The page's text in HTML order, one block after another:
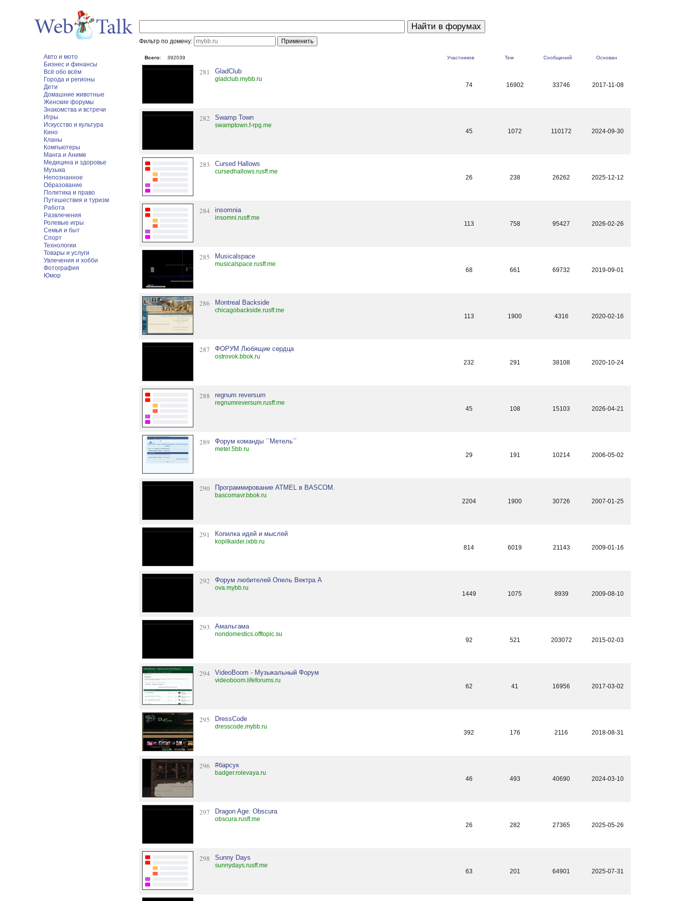
Фильтр по домену:
Авто и мото
Бизнес и финансы
Всё обо всём
Города и регионы
Дети
Домашние животные
Женские форумы
Знакомства и встречи
Игры
Искусство и культура
Кино
Кланы
Компьютеры
Манга и Аниме
Медицина и здоровье
Музыка
Непознанное
Образование
Политика и право
Путешествия и туризм
Работа
Развлечения
Ролевые игры
Семья и быт
Спорт
Технологии
Товары и услуги
Увлечения и хобби
Фотография
Юмор
Всего: 392039 Участников Тем Сообщений Основан
281 GladClub
gladclub.mybb.ru
74
16902 33746 2017-11-08
282 Swamp Town
swamptown.f-rpg.me
45
1072 110172 2024-09-30
283 Cursed Hallows
cursedhallows.rusff.me
26
238 26262 2025-12-12
284 insomnia
insomni.rusff.me
113
758 95427 2026-02-26
285 Musicalspace
musicalspace.rusff.me
68
661 69732 2019-09-01
286 Montreal Backside
chicagobackside.rusff.me
113
1900 4316 2020-02-16
287 ФОРУМ Любящие сердца
ostrovok.bbok.ru
232
291 38108 2020-10-24
288 regnum reversum
regnumreversum.rusff.me
45
108 15103 2026-04-21
289 Форум команды ``Метель´´
metel.5bb.ru
29
191 10214 2006-05-02
290 Программирование ATMEL в BASCOM.
bascomavr.bbok.ru
2204
1900 30726 2007-01-25
291 Копилка идей и мыслей
kopilkaidei.ixbb.ru
814
6019 21143 2009-01-16
292 Форум любителей Опель Вектра А
ova.mybb.ru
1449
1075 8939 2009-08-10
293 Амальгама
nondomestics.offtopic.su
92
521 203072 2015-02-03
294 VideoBoom - Музыкальный Форум
videoboom.lifeforums.ru
62
41 16956 2017-03-02
295 DressCode
dresscode.mybb.ru
392
176 2116 2018-08-31
296 #барсук
badger.rolevaya.ru
46
493 40690 2024-03-10
297 Dragon Age: Obscura
obscura.rusff.me
26
282 27365 2025-05-26
298 Sunny Days
sunnydays.rusff.me
63
201 64901 2025-07-31